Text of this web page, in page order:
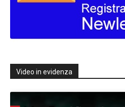
Video in evidenza